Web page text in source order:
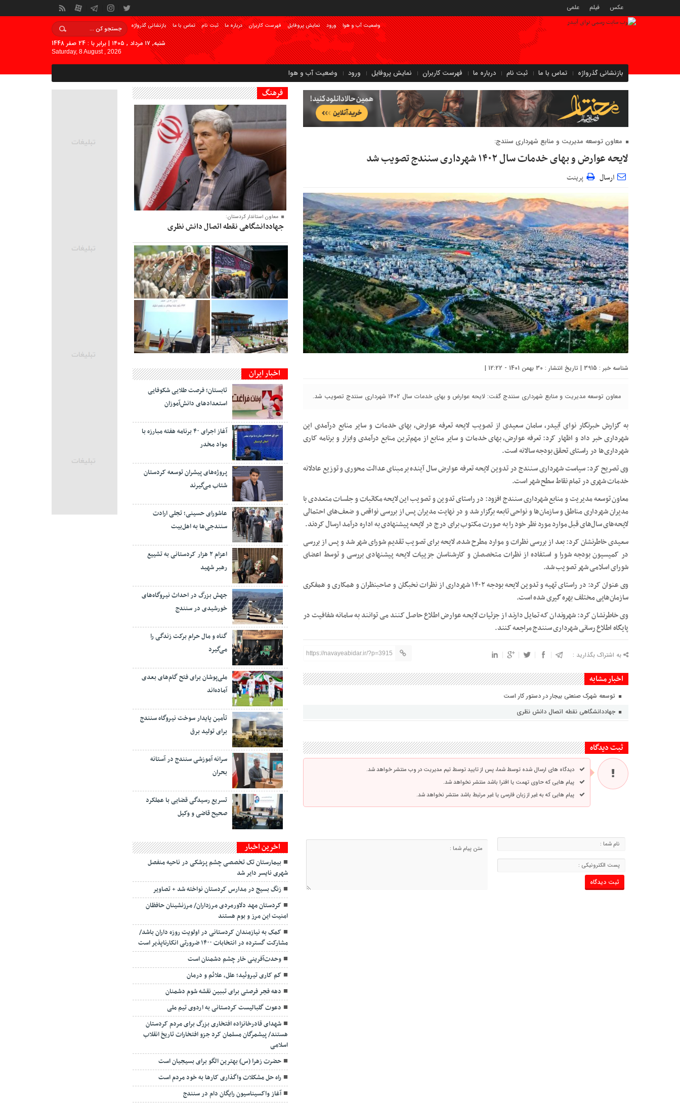
عکس فیلم علمی
بازنشانی گذرواژه تماس با ما ثبت نام درباره ما فهرست کاربران نمایش پروفایل ورود وضعیت آب و هوا
شنبه, ۱۷ مرداد , ۱۴۰۵ | برابر با : 24 صفر 1448
Saturday, 8 August , 2026
بازنشانی گذرواژه تماس با ما ثبت نام درباره ما فهرست کاربران نمایش پروفایل ورود وضعیت آب و هوا
معاون توسعه مدیریت و منابع شهرداری سنندج:
لایحه عوارض و بهای خدمات سال ۱۴۰۲ شهرداری سنندج تصویب شد
ارسال پرینت
شناسه خبر : 3915 | تاریخ انتشار : 30 بهمن 1401 - 12:22 |
معاون توسعه مدیریت و منابع شهرداری سنندج گفت: لایحه عوارض و بهای خدمات سال ۱۴۰۲ شهرداری سنندج تصویب شد.
به گزارش خبرنگار نوای آبیدر، سامان سعیدی از تصویب لایحه تعرفه عوارض، بهای خدمات و سایر منابع درآمدی این
شهرداری خبر داد و اظهار کرد: تعرفه عوارض، بهای خدمات و سایر منابع از مهم‌ترین منابع درآمدی وابزار و برنامه کاری
شهرداری‌ها در راستای تحقق بودجه سالانه است.
وی تصریح کرد: سیاست شهرداری سنندج در تدوین لایحه تعرفه عوارض سال آینده برمبنای عدالت محوری و توزیع عادلانه
خدمات شهری در تمام نقاط سطح شهر است.
معاون توسعه مدیریت و منابع شهرداری سنندج افزود: در راستای تدوین و تصویب این لایحه مکاتبات و جلسات متعددی با
مدیران شهرداری مناطق و سازمان‌ها و نواحی تابعه برگزار شد و در نهایت مدیران پس از بررسی نواقص و ضعف‌های احتمالی
لایحه‌های سال‌های قبل موارد مورد نظر خود را به صورت مکتوب برای درج در لایحه پیشنهادی به اداره درآمد ارسال کردند.
سعیدی خاطرنشان کرد: بعد از بررسی نظرات و موارد مطرح شده، لایحه برای تصویب تقدیم شورای شهر شد و پس از بررسی
در کمیسیون بودجه شورا و استفاده از نظرات متخصصان و کارشناسان جزییات لایحه پیشنهادی بررسی و توسط اعضای
شورای اسلامی شهر تصویب شد.
وی عنوان کرد: در راستای تهیه و تدوین لایحه بودجه ۱۴۰۲ شهرداری از نظرات نخبگان و صاحبنظران و همکاری و همفکری
سازمان‌هایی مختلف بهره گیری شده است.
وی خاطرنشان کرد: شهروندان که تمایل دارند از جزئیات لایحه عوارض اطلاع حاصل کنند می توانند به سامانه شفافیت در
پایگاه اطلاع رسانی شهرداری سنندج مراجعه کنند.
به اشتراک بگذارید : https://navayeabidar.ir/?p=3915
اخبار مشابه
توسعه شهرک صنعتی بیجار در دستور کار است
جهاددانشگاهی نقطه اتصال دانش نظری
ثبت دیدگاه
دیدگاه های ارسال شده توسط شما، پس از تایید توسط تیم مدیریت در وب منتشر خواهد شد.
پیام هایی که حاوی تهمت یا افترا باشد منتشر نخواهد شد.
پیام هایی که به غیر از زبان فارسی یا غیر مرتبط باشد منتشر نخواهد شد.
فرهنگ
معاون‌ استاندار کردستان:
جهاددانشگاهی نقطه اتصال دانش نظری
اخبار ایران
تابستان؛ فرصت طلایی شکوفایی
استعدادهای دانش‌آموزان
آغاز اجرای ۴۰ برنامه هفته مبارزه با
مواد مخدر
پروژه‌های پیشران توسعه کردستان
شتاب می‌گیرند
عاشورای حسینی؛ تجلی ارادت
سنندجی‌ها به اهل‌بیت
اعزام ۲ هزار کردستانی به تشییع
رهبر شهید
جهش بزرگ در احداث نیروگاه‌های
خورشیدی در سنندج
گناه و مال حرام برکت زندگی را
می‌گیرد
ملی‌پوشان برای فتح گام‌های بعدی
آماده‌اند
تأمین پایدار سوخت نیروگاه سنندج
برای تولید برق
سرانه آموزشی سنندج در آستانه
بحران
تسریع رسیدگی قضایی با عملکرد
صحیح قاضی و وکیل
اخرین اخبار
بیمارستان تک تخصصی چشم پزشکی در ناحیه منفصل
شهری نایسر دایر شد
زنگ بسیج در مدارس کردستان نواخته شد + تصاویر
کردستان مهد دلاورمردی مرزداران/ مرزنشینان حافظان
امنیت این مرز و بوم هستند
کمک به نیازمندان کردستانی در اولویت روزه داران باشد/
مشارکت گسترده در انتخابات ۱۴۰۰ ضرورتی انکارناپذیر است
وحدت‌آفرینی خار چشم دشمنان است
کم کاری تیروئید؛ علل، علائم و درمان
دهه فجر فرصتی برای تببین نقشه شوم دشمنان
دعوت گلبالیست کردستانی به اردوی تیم ملی
شهدای قادرخانزاده افتخاری بزرگ برای مردم کردستان
هستند/ پیشمرگان مسلمان کرد جزو افتخارات تاریخ انقلاب
اسلامی
حضرت زهرا (س) بهترین الگو برای بسیجیان است
راه حل مشکلات واگذاری کارها به خود مردم است
آغاز واکسیناسیون رایگان دام در سنندج